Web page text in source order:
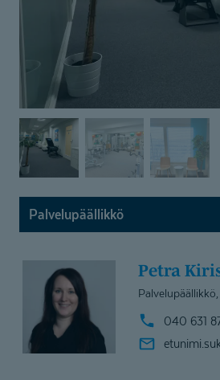
Palvelupäällikkö
Petra
040 631